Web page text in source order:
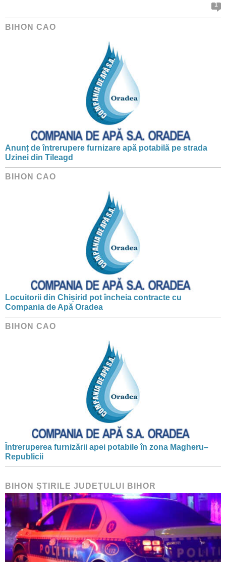
1
BIHON CAO
Anunț de întrerupere furnizare apă potabilă pe strada
Uzinei din Tileagd
BIHON CAO
Locuitorii din Chișirid pot încheia contracte cu
Compania de Apă Oradea
BIHON CAO
Întreruperea furnizării apei potabile în zona Magheru–
Republicii
BIHON ŞTIRILE JUDEŢULUI BIHOR